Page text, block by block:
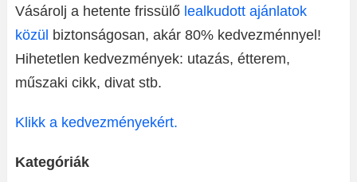
Vásárolj a hetente frissülő lealkudott ajánlatok
közül biztonságosan, akár 80% kedvezménnyel!
Hihetetlen kedvezmények: utazás, étterem,
műszaki cikk, divat stb.
Klikk a kedvezményekért.
Kategóriák